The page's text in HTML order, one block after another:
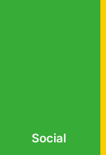
Social